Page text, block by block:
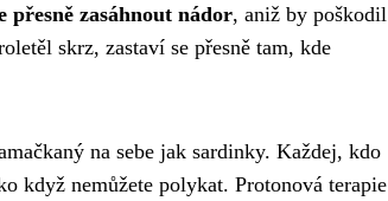
zasáhnout nádor, aniž by poškodil
skrz, zastaví se přesně tam, kde
na sebe jak sardinky. Každej, kdo
když nemůžete polykat. Protonová terapie